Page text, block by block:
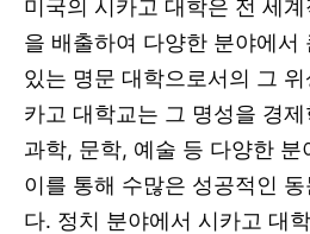
미국의 시카고 대학은 전 세
을 배출하여 다양한 분야에서
있는 명문 대학으로서의 그
카고 대학교는 그 명성을 경
과학, 문학, 예술 등 다양한
이를 통해 수많은 성공적인
다. 정치 분야에서 시카고 대